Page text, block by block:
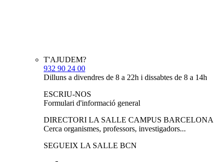
T'AJUDEM?
932 90 24 00
Dilluns a divendres de 8 a 22h i dissabtes de 8 a 14h
ESCRIU-NOS
Formulari d'informació general
DIRECTORI LA SALLE CAMPUS BARCELONA
Cerca organismes, professors, investigadors...
SEGUEIX LA SALLE BCN